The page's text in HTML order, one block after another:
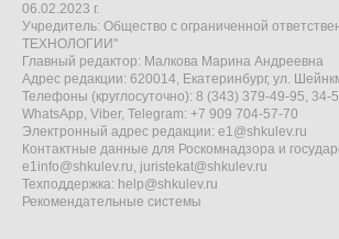
06.02.2023 г.
Учредитель: Общество с ограниченной
ТЕХНОЛОГИИ"
Главный редактор: Малкова Марина Андреевна
Адрес редакции: 620014, Екатеринбург, ул.
Телефоны (круглосуточно): 8 (343) 379-49-95, 34-
WhatsApp, Viber, Telegram: +7 909 704-57-70
Электронный адрес редакции: e1@shkulev.ru
Контактные данные для Роскомнадзора и
e1info@shkulev.ru, juristekat@shkulev.ru
Техподдержка: help@shkulev.ru
Рекомендательные системы